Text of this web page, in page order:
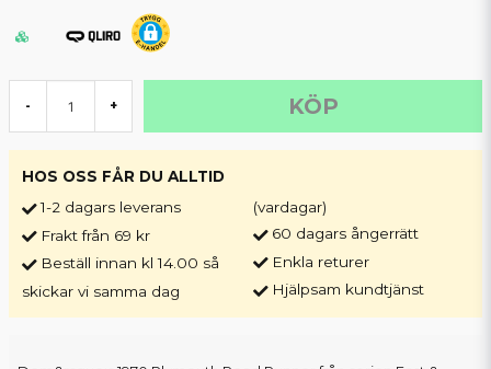
- + KÖP
HOS OSS FÅR DU ALLTID
1-2 dagars leverans
Frakt från 69 kr
Beställ innan kl 14.00 så
skickar vi samma dag
(vardagar)
60 dagars ångerrätt
Enkla returer
Hjälpsam kundtjänst